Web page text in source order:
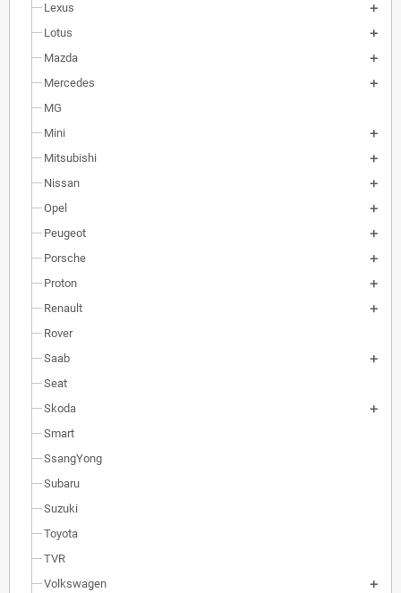
Lexus
Lotus
Mazda
Mercedes
MG
Mini
Mitsubishi
Nissan
Opel
Peugeot
Porsche
Proton
Renault
Rover
Saab
Seat
Skoda
Smart
SsangYong
Subaru
Suzuki
Toyota
TVR
Volkswagen